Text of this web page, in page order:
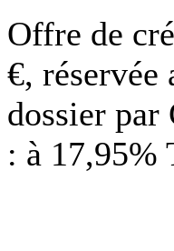
Offre de
€, réservée
dossier
: à 17,95%